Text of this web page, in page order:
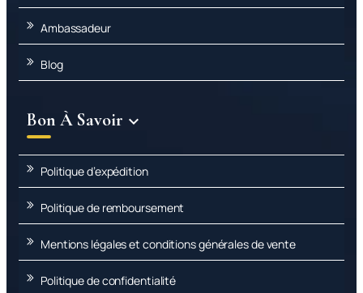
Ambassadeur
Blog
Bon À Savoir 
Politique d’expédition
Politique de remboursement
Mentions légales et conditions générales de vente
Politique de confidentialité